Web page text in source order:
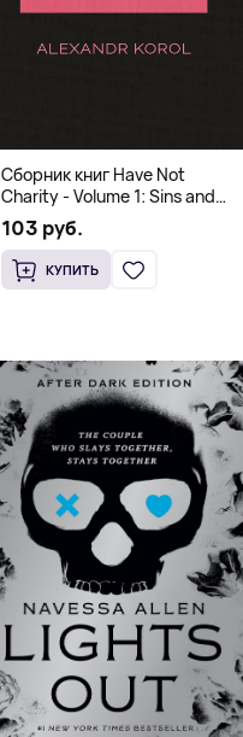
Сборник книг Have Not
Charity - Volume 1: Sins and
Volume 2: Virtues
103 руб.
КУПИТЬ